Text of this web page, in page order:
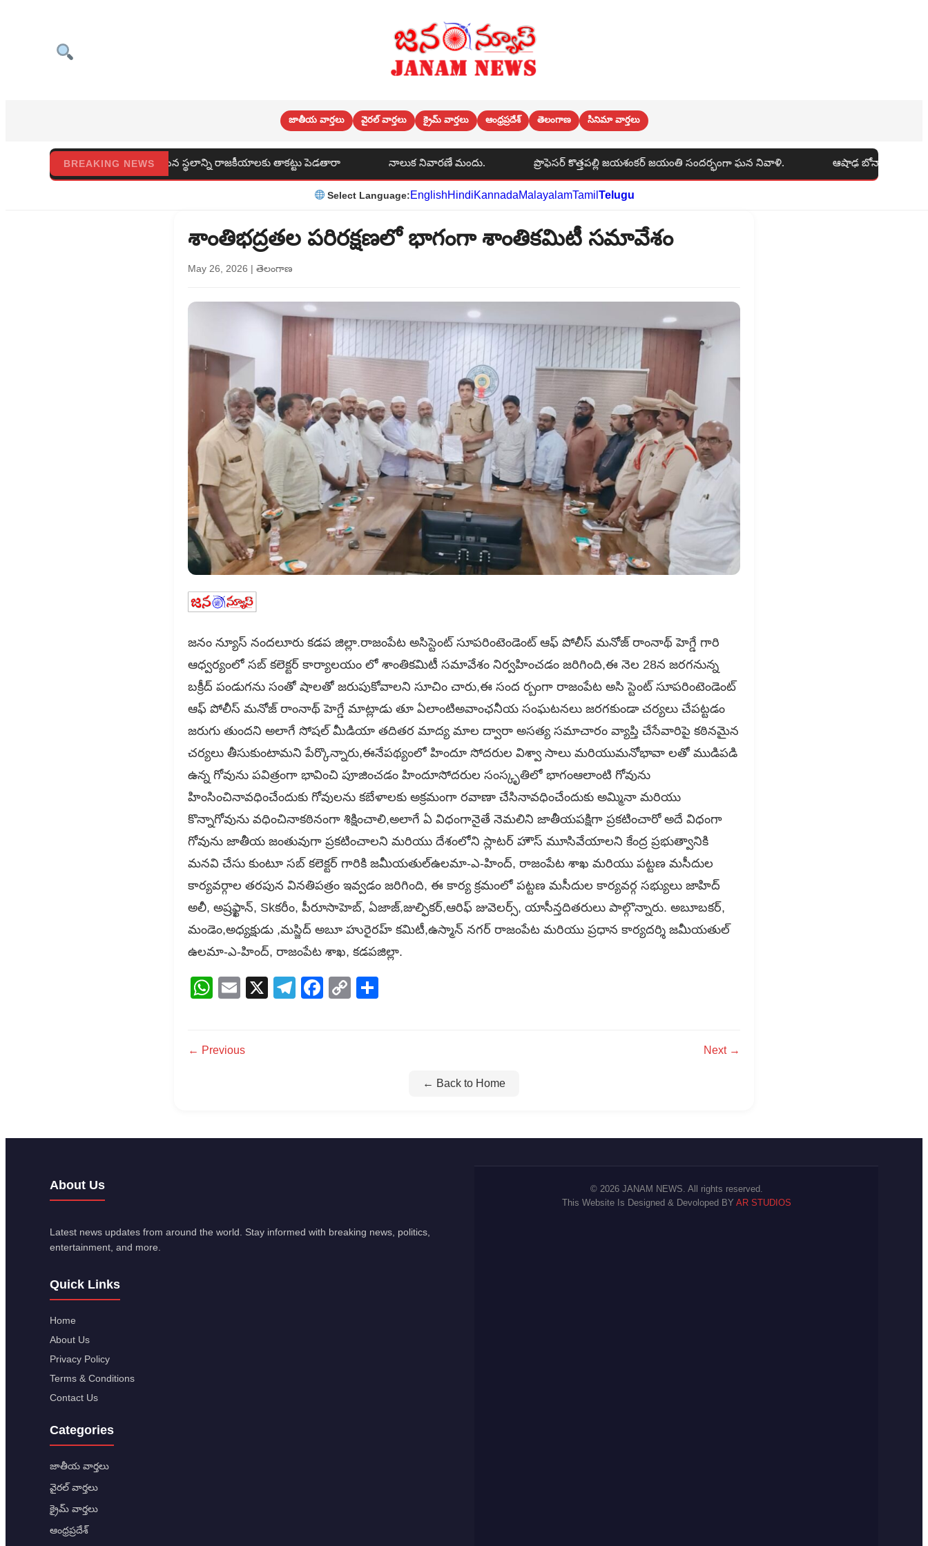
జాతీయ వార్తలు వైరల్ వార్తలు క్రైమ్ వార్తలు ఆంధ్రప్రదేశ్ తెలంగాణ సినిమా వార్తలు
BREAKING NEWS
కష్టంతో తడిసిన స్థలాన్ని రాజకీయాలకు తాకట్టు పెడతారా నాలుక నివారణే మందు. ప్రొఫెసర్ కొత్తపల్లి జయశంకర్ జయంతి సందర్భంగా ఘన నివాళి. ఆషాఢ బోనాల జాతరలో ప్రత్యేక పూజలు
Select Language:EnglishHindiKannadaMalayalamTamilTelugu
శాంతిభద్రతల పరిరక్షణలో భాగంగా శాంతికమిటీ సమావేశం
May 26, 2026 | తెలంగాణ
జనం న్యూస్ నందలూరు కడప జిల్లా.రాజంపేట అసిస్టెంట్ సూపరింటెండెంట్ ఆఫ్ పోలీస్ మనోజ్ రాంనాథ్ హెగ్డే గారి
ఆధ్వర్యంలో సబ్ కలెక్టర్ కార్యాలయం లో శాంతికమిటీ సమావేశం నిర్వహించడం జరిగింది,ఈ నెల 28న జరగనున్న
బక్రీద్ పండుగను సంతో షాలతో జరుపుకోవాలని సూచిం చారు,ఈ సంద ర్బంగా రాజంపేట అసి స్టెంట్ సూపరింటెండెంట్
ఆఫ్ పోలీస్ మనోజ్ రాంనాథ్ హెగ్డే మాట్లాడు తూ ఏలాంటిఅవాంఛనీయ సంఘటనలు జరగకుండా చర్యలు చేపట్టడం
జరుగు తుందని అలాగే సోషల్ మీడియా తదితర మాద్య మాల ద్వారా అసత్య సమాచారం వ్యాప్తి చేసేవారిపై కఠినమైన
చర్యలు తీసుకుంటామని పేర్కొన్నారు,ఈనేపథ్యంలో హిందూ సోదరుల విశ్వా సాలు మరియుమనోభావా లతో ముడిపడి
ఉన్న గోవును పవిత్రంగా భావించి పూజించడం హిందూసోదరుల సంస్కృతిలో భాగంఆలాంటి గోవును
హింసించినావధించేందుకు గోవులను కబేళాలకు అక్రమంగా రవాణా చేసినావధించేందుకు అమ్మినా మరియు
కొన్నాగోవును వధించినాకఠినంగా శిక్షించాలి,అలాగే ఏ విధంగానైతే నెమలిని జాతీయపక్షిగా ప్రకటించారో అదే విధంగా
గోవును జాతీయ జంతువుగా ప్రకటించాలని మరియు దేశంలోని స్లాటర్ హౌస్ మూసివేయాలని కేంద్ర ప్రభుత్వానికి
మనవి చేసు కుంటూ సబ్ కలెక్టర్ గారికి జమీయతుల్ఉలమా-ఎ-హింద్, రాజంపేట శాఖ మరియు పట్టణ మసీదుల
కార్యవర్గాల తరపున వినతిపత్రం ఇవ్వడం జరిగింది, ఈ కార్య క్రమంలో పట్టణ మసీదుల కార్యవర్గ సభ్యులు జాహిద్
అలీ, అష్రఫ్ఖాన్, Skకరీం, పీరూసాహెబ్, ఏజాజ్,జుల్ఫికర్,ఆరిఫ్ జువెలర్స్, యాసీన్తదితరులు పాల్గొన్నారు. అబూబకర్,
మండెం,అధ్యక్షుడు ,మస్జిద్ అబూ హురైరహ్ కమిటీ,ఉస్మాన్ నగర్ రాజంపేట మరియు ప్రధాన కార్యదర్శి జమీయతుల్
ఉలమా-ఎ-హింద్, రాజంపేట శాఖ, కడపజిల్లా.
WhatsApp
Email
X Telegram
Facebook
Copy
← Previous Next →
← Back to Home
About Us
Latest news updates from around the world. Stay informed with breaking news, politics,
entertainment, and more.
Quick Links
Home
About Us
Privacy Policy
Terms & Conditions
Contact Us
Categories
జాతీయ వార్తలు
వైరల్ వార్తలు
క్రైమ్ వార్తలు
ఆంధ్రప్రదేశ్
© 2026 JANAM NEWS. All rights reserved.
This Website Is Designed & Devoloped BY AR STUDIOS